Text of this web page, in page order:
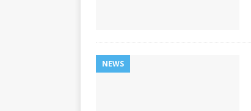
NEWS